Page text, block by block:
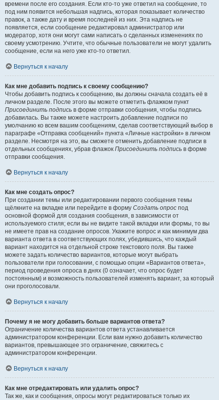
времени после его создания. Если кто-то уже ответил на сообщение, то
под ним появится небольшая надпись, которая показывает количество
правок, а также дату и время последней из них. Эта надпись не
появляется, если сообщение редактировал администратор или
модератор, хотя они могут сами написать о сделанных изменениях по
своему усмотрению. Учтите, что обычные пользователи не могут удалить
сообщение, если на него уже кто-то ответил.
Вернуться к началу
Как мне добавить подпись к своему сообщению?
Чтобы добавить подпись к сообщению, вы должны сначала создать её в
личном разделе. После этого вы можете отметить флажком пункт
Присоединить подпись в форме отправки сообщения, чтобы подпись
добавилась. Вы также можете настроить добавление подписи по
умолчанию ко всем вашим сообщениям, сделав соответствующий выбор в
параграфе «Отправка сообщений» пункта «Личные настройки» в личном
разделе. Несмотря на это, вы сможете отменить добавление подписи в
отдельных сообщениях, убрав флажок Присоединить подпись в форме
отправки сообщения.
Вернуться к началу
Как мне создать опрос?
При создании темы или редактировании первого сообщения темы
щёлкните на вкладке или перейдите в форму Создать опрос под
основной формой для создания сообщения, в зависимости от
используемого стиля; если вы не видите такой вкладки или формы, то вы
не имеете прав на создание опросов. Укажите вопрос и как минимум два
варианта ответа в соответствующих полях, убедившись, что каждый
вариант находится на отдельной строке текстового поля. Вы также
можете задать количество вариантов, которые могут выбрать
пользователи при голосовании, с помощью опции «Вариантов ответа»,
период проведения опроса в днях (0 означает, что опрос будет
постоянным) и возможность пользователей изменять вариант, за который
они проголосовали.
Вернуться к началу
Почему я не могу добавить больше вариантов ответа?
Ограничение количества вариантов ответа устанавливается
администратором конференции. Если вам нужно добавить количество
вариантов, превышающее это ограничение, свяжитесь с
администратором конференции.
Вернуться к началу
Как мне отредактировать или удалить опрос?
Так же, как и сообщения, опросы могут редактироваться только их